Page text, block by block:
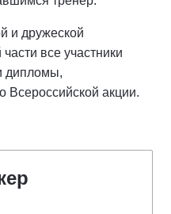
и дружеской
все участники
дипломы,
Всероссийской акции.